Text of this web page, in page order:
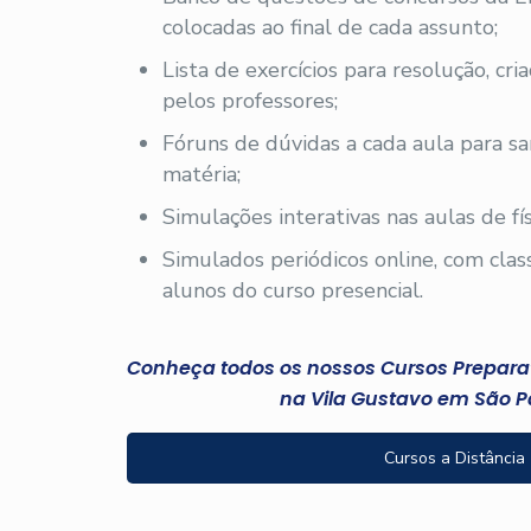
colocadas ao final de cada assunto;
Lista de exercícios para resolução,
pelos professores;
Fóruns de dúvidas a cada aula para
matéria;
Simulações interativas nas aulas de
Simulados periódicos online, com
alunos do curso presencial.
Conheça todos os nossos Cursos
na Vila Gustavo em São
Cursos a Distância